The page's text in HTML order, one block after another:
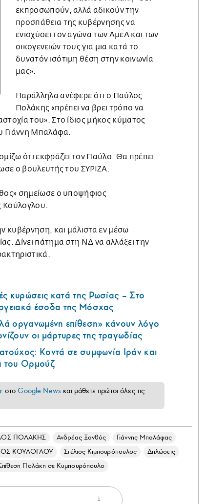
εκπροσωπούν, αλλά αδικούν την
προσπάθεια της κυβέρνησης να
ενισχύσει τον αγώνα των ΑµεΑ και των
οικογενειών τους για µια κατά το
δυνατόν ισότιµη θέση στην κοινωνία
µας».
Παράλληλα ανέφερε ότι ο Παύλος
Πολάκης «πρέπει να βρει τρόπο να
του». Στο ίδιος μήκος κύματος
Γιάννη Μπαλάφα.
ότι εκφράζει τον Παύλο. Θα πρέπει
ο βουλευτής του ΣΥΡΙΖΑ.
σηµείωσε ο υποψήφιος
Κούλογλου.
κυβέρνηση, και µάλιστα εν µέσω
∆ίνει πάτηµα στη ΝΔ να αλλάξει την
κυρώσεις κατά της Ρωσίας – Στο
έσοδα της Μόσχας
οργανωμένη επίθεση» κάνουν λόγο
οι μάρτυρες της τραγωδίας
Κοντά σε συμφωνία Ιράν και
του Ορμούζ
στοGoogle News και μάθετε πρώτοι όλες τις
ΠΟΛΑΚΗΣ Ανδρέας Ξανθός
Γιάννης Μπαλάφας
ΚΟΥΛΟΓΛΟΥ Στέλιος Κιμπουρόπουλος
Δηλώσεις
Πολάκη σε Κυμπουρόπουλο
1